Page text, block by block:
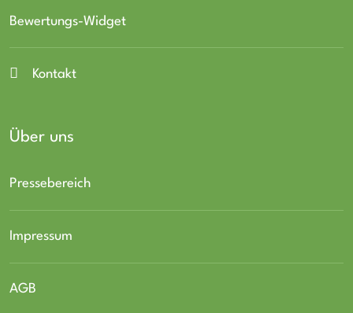
Bewertungs-Widget
Kontakt
Über uns
Pressebereich
Impressum
AGB